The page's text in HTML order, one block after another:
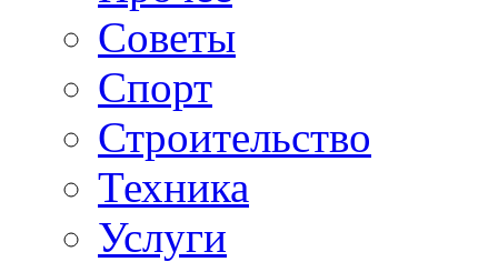
Советы
Спорт
Строительство
Техника
Услуги